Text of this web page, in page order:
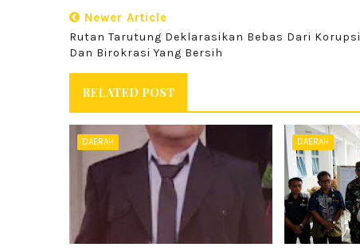
Newer Article
Rutan Tarutung Deklarasikan Bebas Dari Korupsi
Dan Birokrasi Yang Bersih
RELATED POST
DAERAH DAERAH